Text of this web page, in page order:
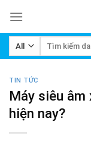
content
Tìm
TIN TỨC
Máy siêu
hiện nay?